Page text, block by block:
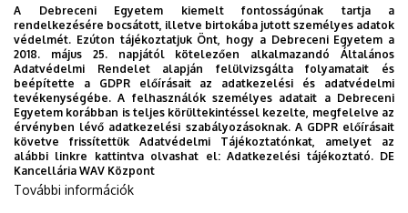
Kosaras István: Orosz nyelvtan
Ajánlott irodalom:
Ferenczy Gyula: Orosz nyelvtan és
nyelvhasználat
Letölthető dokumentumok:
A Debreceni Egyetem kiemelt fontosságúnak tartja a
rendelkezésére bocsátott, illetve birtokába jutott személyes adatok
védelmét. Ezúton tájékoztatjuk Önt, hogy a Debreceni Egyetem a
2018. május 25. napjától kötelezően alkalmazandó Általános
Adatvédelmi Rendelet alapján felülvizsgálta folyamatait és
beépítette a GDPR előírásait az adatkezelési és adatvédelmi
tevékenységébe. A felhasználók személyes adatait a Debreceni
Egyetem korábban is teljes körültekintéssel kezelte, megfelelve az
érvényben lévő adatkezelési szabályozásoknak. A GDPR előírásait
követve frissítettük Adatvédelmi Tájékoztatónkat, amelyet az
alábbi linkre kattintva olvashat el:Adatkezelési tájékoztató. DE
Kancellária WAV Központ
További információk